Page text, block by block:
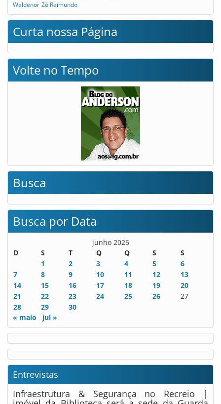
Waldenor Zé Raimundo
Curta nossa Página
Volte no Tempo
Busca
Busca por Data
junho 2026
D
S T Q Q S
S
1
2 3 4 5
6
7
8 9 10 11 12
13
14
15 16 17 18 19
20
21
22 23 24 25 26
27
28
29
30
« maio
jul »
Entrevistas
Infraestrutura & Segurança no Recreio |